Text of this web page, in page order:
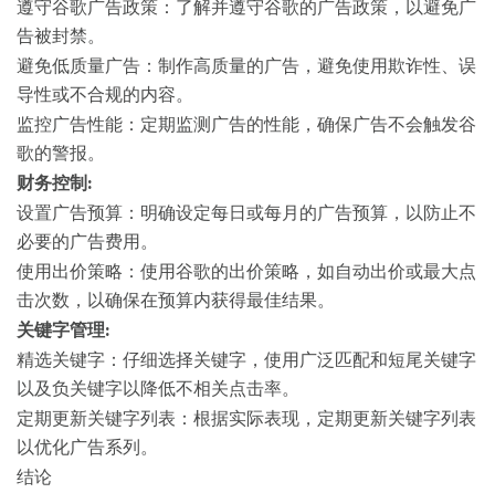
遵守谷歌广告政策：了解并遵守谷歌的广告政策，以避免广
告被封禁。
避免低质量广告：制作高质量的广告，避免使用欺诈性、误
导性或不合规的内容。
监控广告性能：定期监测广告的性能，确保广告不会触发谷
歌的警报。
财务控制:
设置广告预算：明确设定每日或每月的广告预算，以防止不
必要的广告费用。
使用出价策略：使用谷歌的出价策略，如自动出价或最大点
击次数，以确保在预算内获得最佳结果。
关键字管理:
精选关键字：仔细选择关键字，使用广泛匹配和短尾关键字
以及负关键字以降低不相关点击率。
定期更新关键字列表：根据实际表现，定期更新关键字列表
以优化广告系列。
结论